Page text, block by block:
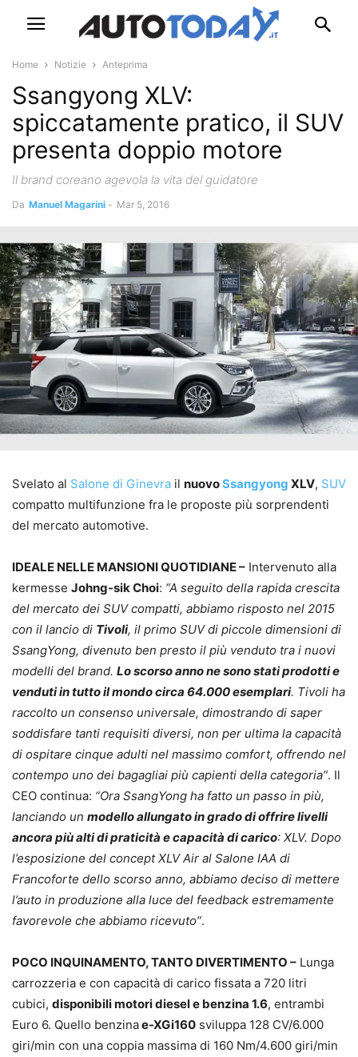
Home Notizie Anteprima
Ssangyong XLV:
spiccatamente pratico, il SUV
presenta doppio motore
Il brand coreano agevola la vita del guidatore
Da Manuel Magarini - Mar 5, 2016
Svelato al Salone di Ginevra il nuovoSsangyong XLV, SUV
compatto multifunzione fra le proposte più sorprendenti
del mercato automotive.
IDEALE NELLE MANSIONI QUOTIDIANE – Intervenuto alla
kermesse Johng-sik Choi: “A seguito della rapida crescita
del mercato dei SUV compatti, abbiamo risposto nel 2015
con il lancio di Tivoli, il primo SUV di piccole dimensioni di
SsangYong, divenuto ben presto il più venduto tra i nuovi
modelli del brand. Lo scorso anno ne sono stati prodotti e
venduti in tutto il mondo circa 64.000 esemplari. Tivoli ha
raccolto un consenso universale, dimostrando di saper
soddisfare tanti requisiti diversi, non per ultima la capacità
di ospitare cinque adulti nel massimo comfort, offrendo nel
contempo uno dei bagagliai più capienti della categoria”. Il
CEO continua: “Ora SsangYong ha fatto un passo in più,
lanciando un modello allungato in grado di offrire livelli
ancora più alti di praticità e capacità di carico: XLV. Dopo
l’esposizione del concept XLV Air al Salone IAA di
Francoforte dello scorso anno, abbiamo deciso di mettere
l’auto in produzione alla luce del feedback estremamente
favorevole che abbiamo ricevuto”.
POCO INQUINAMENTO, TANTO DIVERTIMENTO – Lunga
carrozzeria e con capacità di carico fissata a 720 litri
cubici, disponibili motori diesel e benzina 1.6, entrambi
Euro 6. Quello benzinae-XGi160 sviluppa 128 CV/6.000
giri/min con una coppia massima di 160 Nm/4.600 giri/min